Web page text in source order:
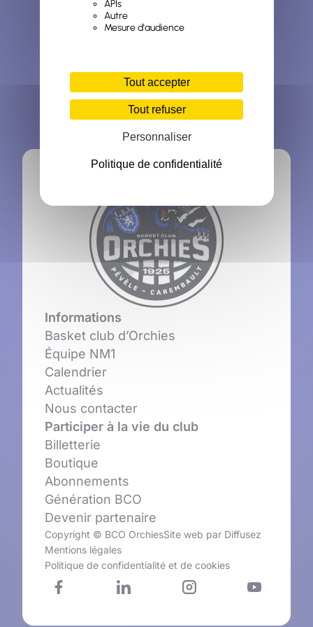
APIs
Autre
Mesure d'audience
Tout accepter
Tout refuser
Personnaliser
Politique de confidentialité
Informations
Basket club d’Orchies
Équipe NM1
Calendrier
Actualités
Nous contacter
Participer à la vie du club
Billetterie
Boutique
Abonnements
Génération BCO
Devenir partenaire
Copyright © BCO OrchiesSite web par Diffusez
Mentions légales
Politique de confidentialité et de cookies